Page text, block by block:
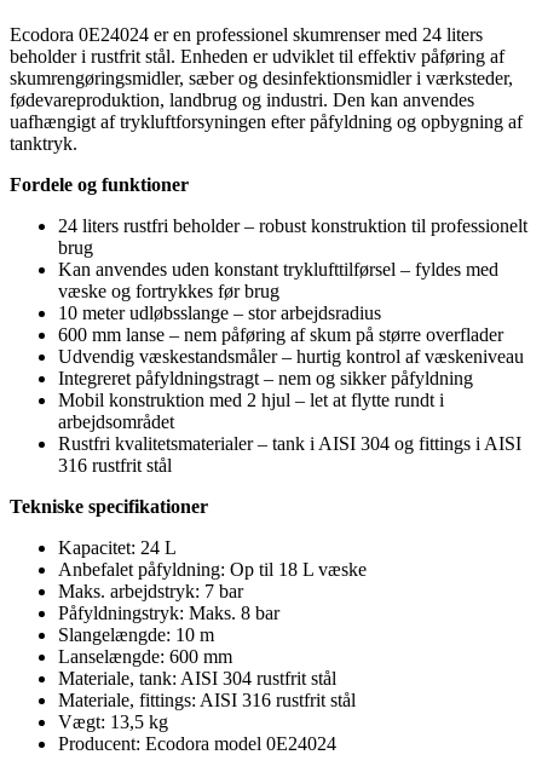
Ecodora 0E24024 er en professionel skumrenser med 24 liters
beholder i rustfrit stål. Enheden er udviklet til effektiv påføring af
skumrengøringsmidler, sæber og desinfektionsmidler i værksteder,
fødevareproduktion, landbrug og industri. Den kan anvendes
uafhængigt af trykluftforsyningen efter påfyldning og opbygning af
tanktryk.
Fordele og funktioner
24 liters rustfri beholder – robust konstruktion til professionelt
brug
Kan anvendes uden konstant tryklufttilførsel – fyldes med
væske og fortrykkes før brug
10 meter udløbsslange – stor arbejdsradius
600 mm lanse – nem påføring af skum på større overflader
Udvendig væskestandsmåler – hurtig kontrol af væskeniveau
Integreret påfyldningstragt – nem og sikker påfyldning
Mobil konstruktion med 2 hjul – let at flytte rundt i
arbejdsområdet
Rustfri kvalitetsmaterialer – tank i AISI 304 og fittings i AISI
316 rustfrit stål
Tekniske specifikationer
Kapacitet: 24 L
Anbefalet påfyldning: Op til 18 L væske
Maks. arbejdstryk: 7 bar
Påfyldningstryk: Maks. 8 bar
Slangelængde: 10 m
Lanselængde: 600 mm
Materiale, tank: AISI 304 rustfrit stål
Materiale, fittings: AISI 316 rustfrit stål
Vægt: 13,5 kg
Producent: Ecodora model 0E24024